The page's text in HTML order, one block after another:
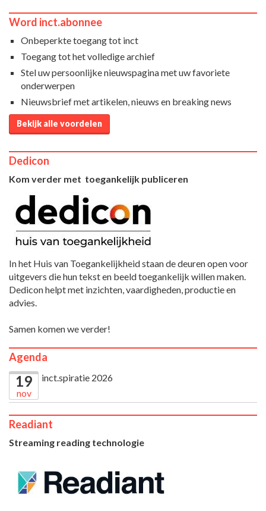
Word inct.abonnee
Onbeperkte toegang tot inct
Toegang tot het volledige archief
Stel uw persoonlijke nieuwspagina met uw favoriete
onderwerpen
Nieuwsbrief met artikelen, nieuws en breaking news
Bekijk alle voordelen
Dedicon
Kom verder met toegankelijk publiceren
In het Huis van Toegankelijkheid staan de deuren open voor
uitgevers die hun tekst en beeld toegankelijk willen maken.
Dedicon helpt met inzichten, vaardigheden, productie en
advies.
Samen komen we verder!
Agenda
19
nov
inct.spiratie 2026
Readiant
Streaming reading technologie